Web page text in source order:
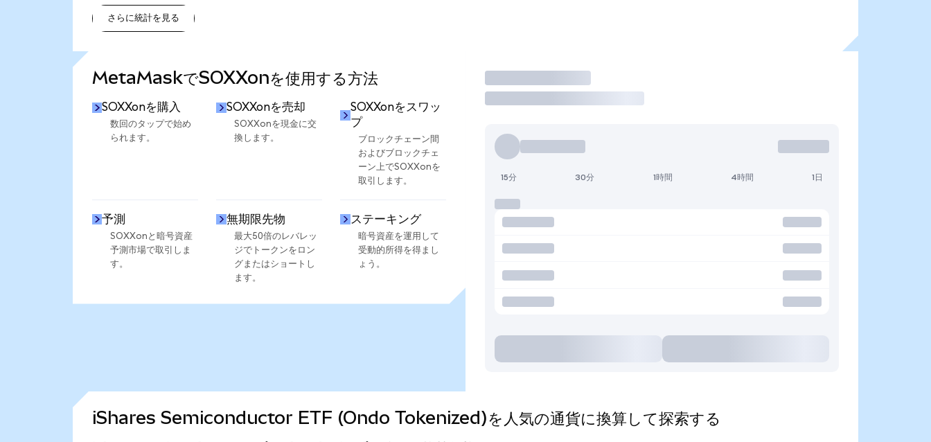
さらに統計を見る
MetaMaskでSOXXonを使用する方法
SOXXonを購入
数回のタップで始め
られます。
SOXXonを売却
SOXXonを現金に交
換します。
SOXXonをスワッ
プ
ブロックチェーン間
およびブロックチェ
ーン上でSOXXonを
取引します。
予測
SOXXonと暗号資産
予測市場で取引しま
す。
無期限先物
最大50倍のレバレッ
ジでトークンをロン
グまたはショートし
ます。
ステーキング
暗号資産を運用して
受動的所得を得まし
ょう。
取引
15分 30分 1時間 4時間 1日
iShares Semiconductor ETF (Ondo Tokenized)を人気の通貨に換算して探索する